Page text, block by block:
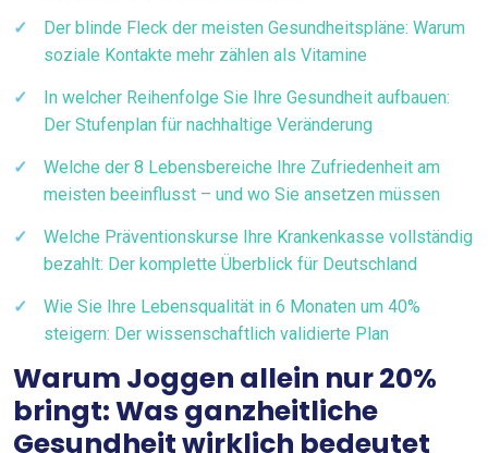
Der blinde Fleck der meisten Gesundheitspläne: Warum
soziale Kontakte mehr zählen als Vitamine
In welcher Reihenfolge Sie Ihre Gesundheit aufbauen:
Der Stufenplan für nachhaltige Veränderung
Welche der 8 Lebensbereiche Ihre Zufriedenheit am
meisten beeinflusst – und wo Sie ansetzen müssen
Welche Präventionskurse Ihre Krankenkasse vollständig
bezahlt: Der komplette Überblick für Deutschland
Wie Sie Ihre Lebensqualität in 6 Monaten um 40%
steigern: Der wissenschaftlich validierte Plan
Warum Joggen allein nur 20%
bringt: Was ganzheitliche
Gesundheit wirklich bedeutet